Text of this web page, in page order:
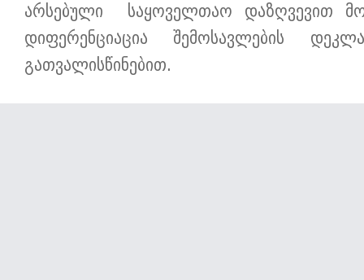
არსებული საყოველთაო დაზღვევით
დიფერენციაცია შემოსავლების
გათვალისწინებით.